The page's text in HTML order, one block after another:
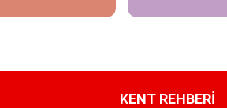
KENT REHBERİ